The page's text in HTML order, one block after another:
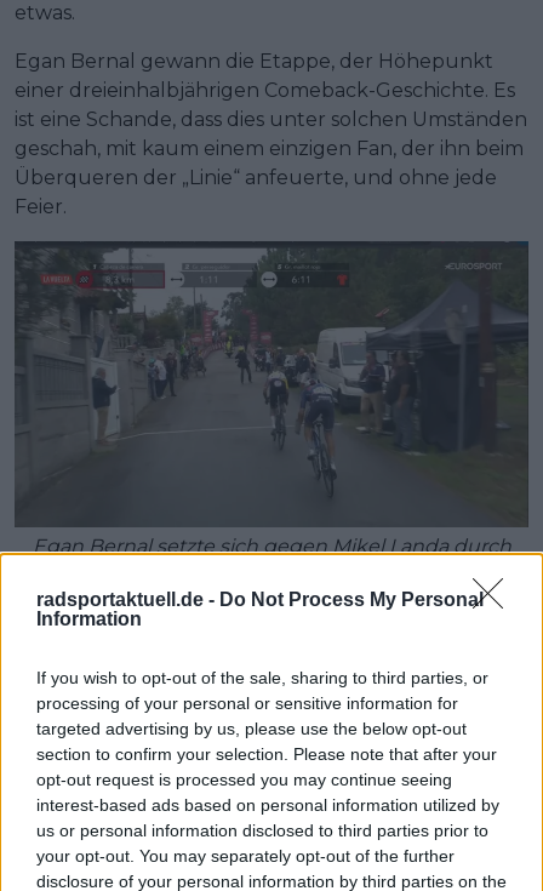
radsportaktuell.de - Do Not Process My Personal
Information
If you wish to opt-out of the sale, sharing to third parties, or
processing of your personal or sensitive information for
targeted advertising by us, please use the below opt-out
section to confirm your selection. Please note that after your
opt-out request is processed you may continue seeing
interest-based ads based on personal information utilized by
us or personal information disclosed to third parties prior to
your opt-out. You may separately opt-out of the further
disclosure of your personal information by third parties on the
etwas.
Egan Bernal gewann die Etappe, der Höhepunkt
einer dreieinhalbjährigen Comeback-Geschichte. Es
ist eine Schande, dass dies unter solchen Umständen
geschah, mit kaum einem einzigen Fan, der ihn beim
Überqueren der „Linie“ anfeuerte, und ohne jede
Feier.
Egan Bernal setzte sich gegen Mikel Landa durch
Carlos Silva (CiclismoAtual)
Die VAE sagten, sie würden um das Rote Trikot
kämpfen – doch Soler brach ab. Was soll man dazu
sagen? Bernal hob erneut die Arme bei einer großen
Rundfahrt. Worauf wartet die Rennorganisation
eigentlich noch, um Israel – Premier Tech nach
Hause zu schicken?